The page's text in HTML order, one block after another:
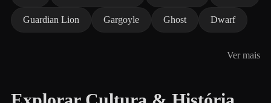
Guardian Lion Gargoyle Ghost Dwarf
Ver mais